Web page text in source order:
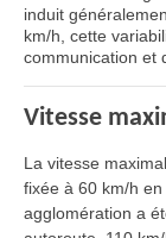
induit
km/h, cette
communication et
Vitesse
La vitesse
fixée à 60 km/h
agglomération a